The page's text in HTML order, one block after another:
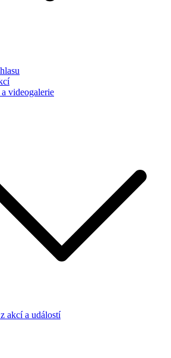
videogalerie
akcí a událostí